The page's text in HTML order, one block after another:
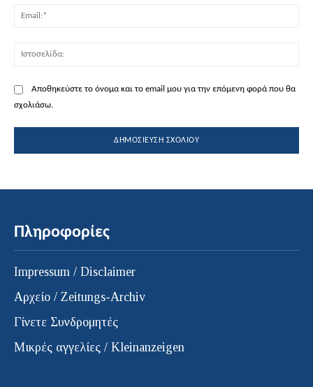
Αποθηκεύστε το όνομα και το email μου για την επόμενη φορά που θα
σχολιάσω.
Πληροφορίες
Impressum / Disclaimer
Αρχείο / Zeitungs-Archiv
Γίνετε Συνδρομητές
Μικρές αγγελίες / Kleinanzeigen